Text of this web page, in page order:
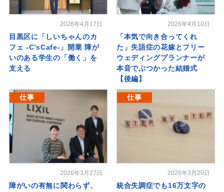
2026年4月17日
目黒区に「しいちゃんのカ
フェ -C’sCafe-」開業 障が
いのある学生の「働く」を
支える
2026年4月10日
「本気で向き合ってくれ
た」失語症の花嫁とフリー
ウェディングプランナーが
本音でぶつかった結婚式
【後編】
仕事
2026年3月27日
障がいの有無に関わらず、
仕事
2026年3月20日
統合失調症でも16万文字の